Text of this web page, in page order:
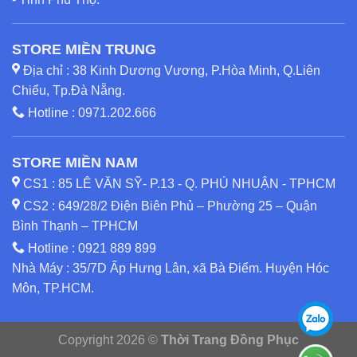
STORE MIỀN TRUNG
Địa chỉ : 38 Kinh Dương Vương, P.Hòa Minh, Q.Liên
Chiểu, Tp.Đà Nẵng.
Hotline : 0971.202.666
STORE MIỀN NAM
CS1 : 85 LÊ VĂN SỸ- P.13 - Q. PHÚ NHUẬN - TPHCM
CS2 : 649/28/2 Điện Biên Phủ – Phường 25 – Quận
Bình Thạnh – TPHCM
Hotline : 0921 889 899
Nhà Máy : 35/7D Ấp Hưng Lân, xã Bà Điểm. Huyện Hóc
Môn, TP.HCM.
Copyright 2026 © Thời Trang Đồng Phục